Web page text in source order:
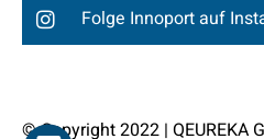
Folge Innoport auf
© Copyright 2022 | QEUREKA